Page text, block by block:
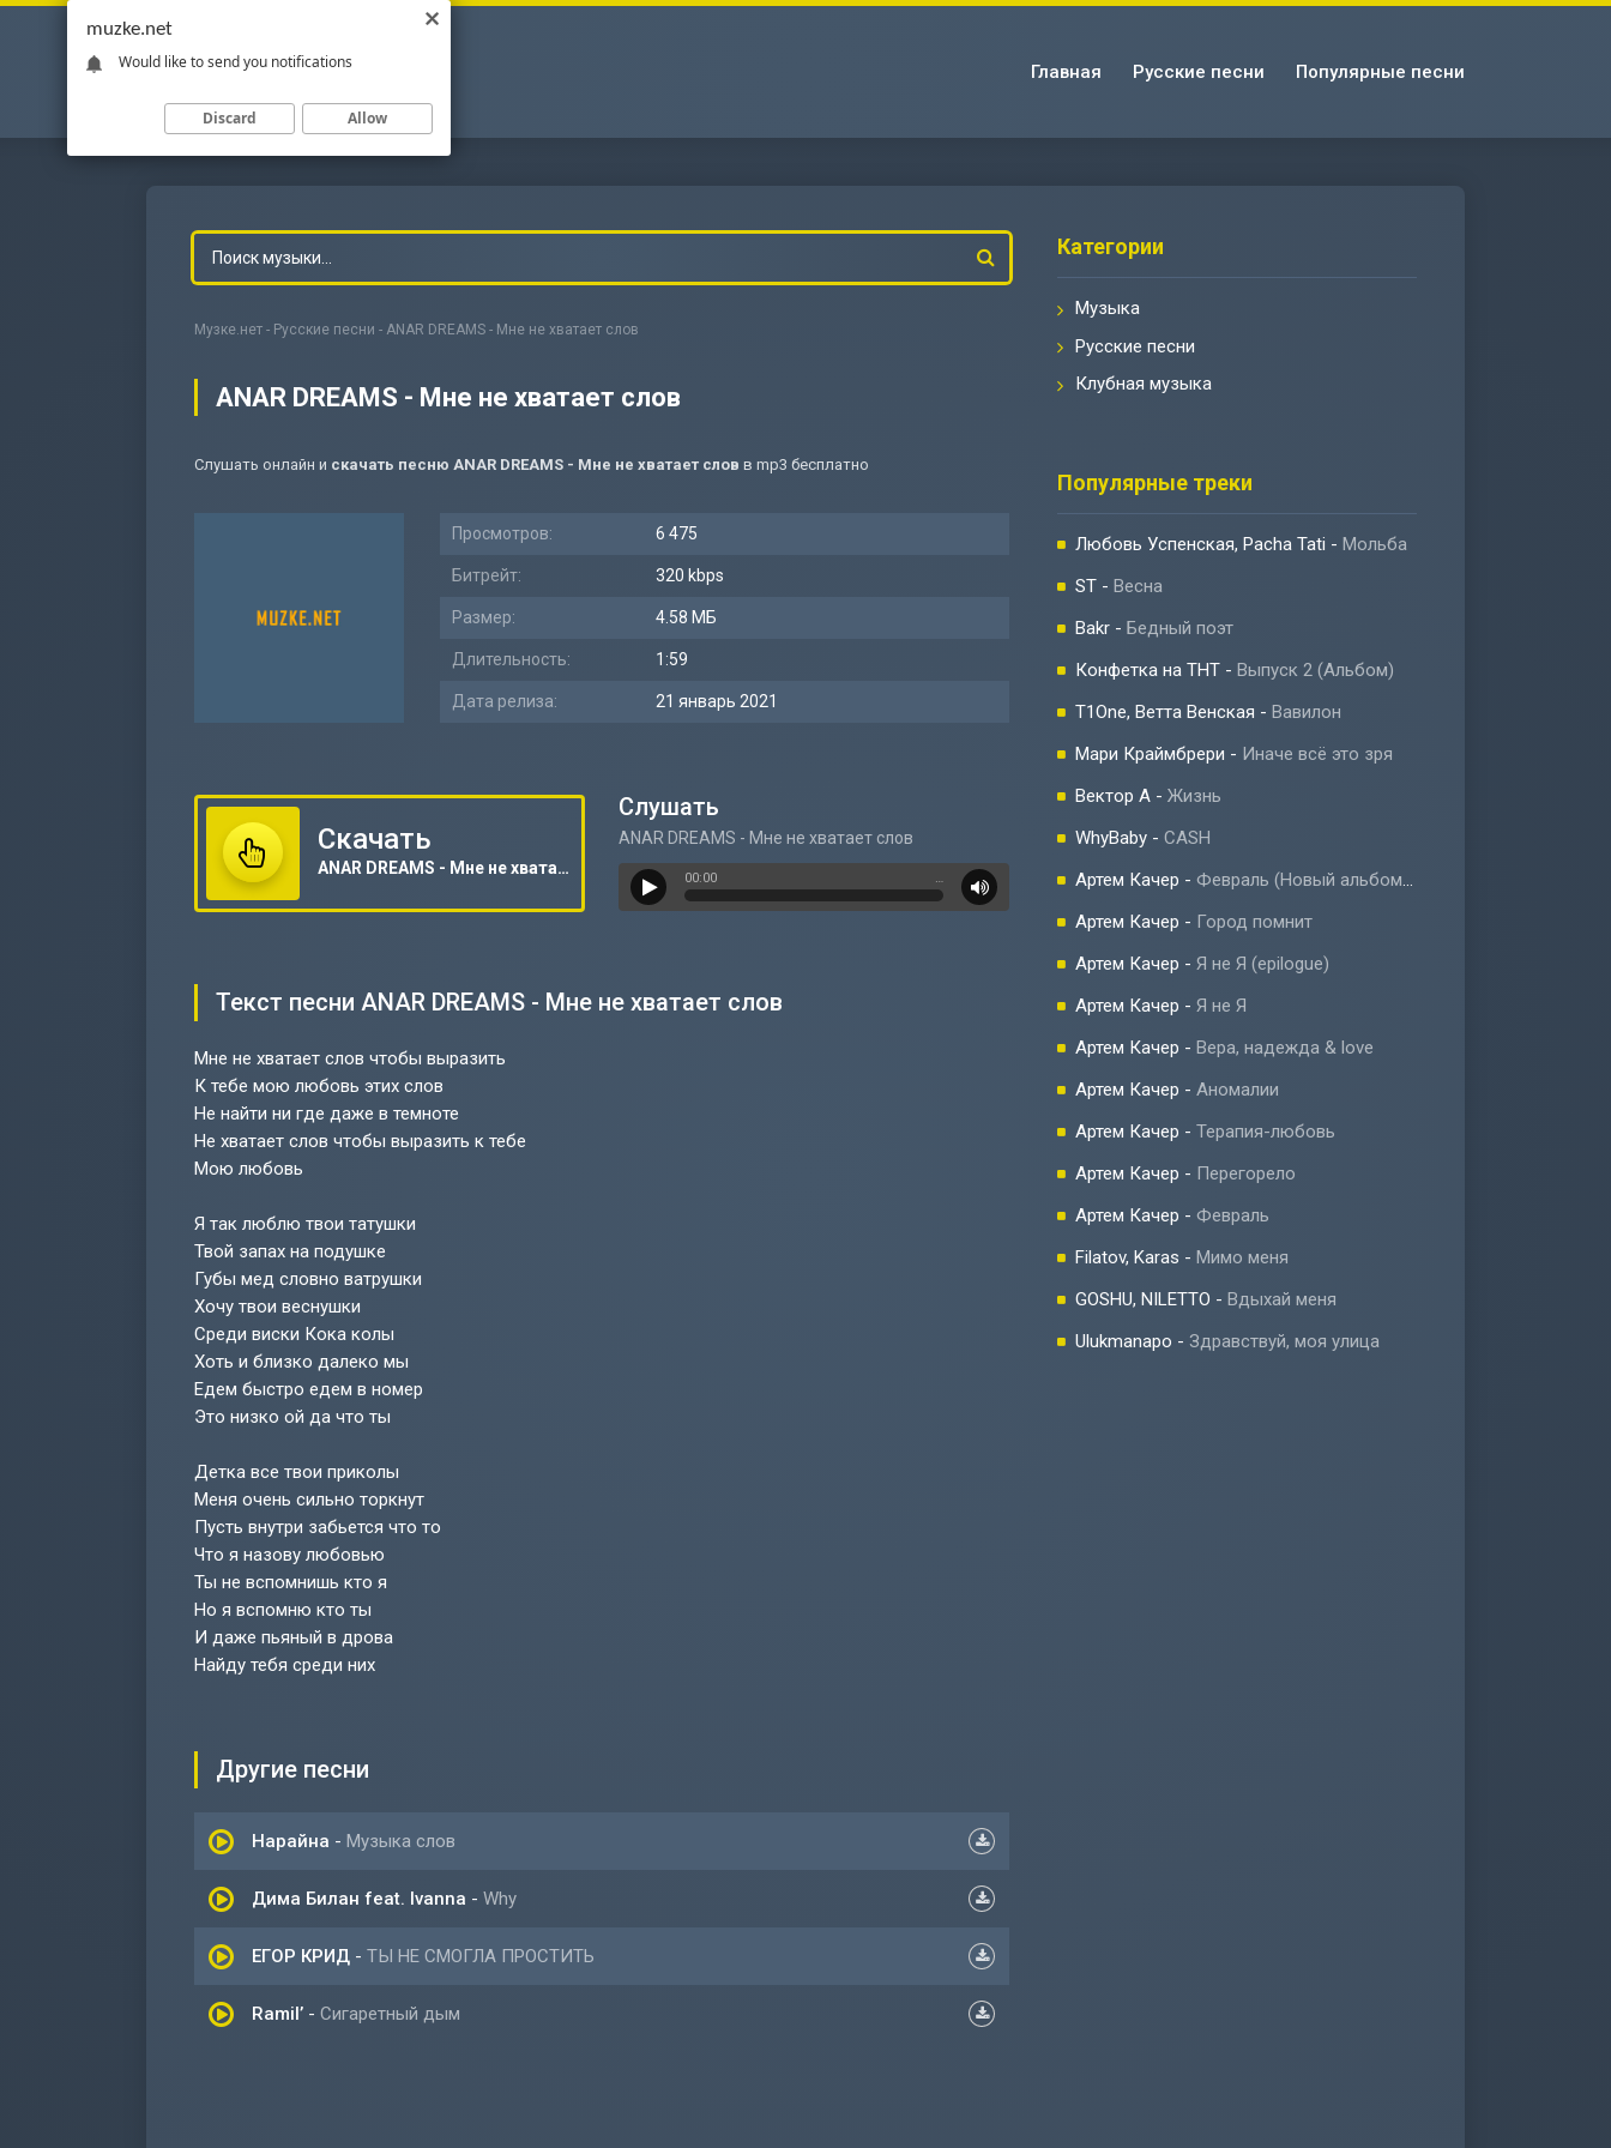
Главная Русские песни Популярные песни
Музке.нет - Русские песни - ANAR DREAMS - Мне не хватает слов
ANAR DREAMS - Мне не хватает слов
Слушать онлайн и скачать песню ANAR DREAMS - Мне не хватает слов в mp3 бесплатно
Просмотров: 6 475
Битрейт: 320 kbps
Размер: 4.58 МБ
Длительность: 1:59
Дата релиза: 21 январь 2021
Скачать
ANAR DREAMS - Мне не хватает слов
Слушать
ANAR DREAMS - Мне не хватает слов
00:00 …
Текст песни ANAR DREAMS - Мне не хватает слов
Мне не хватает слов чтобы выразить
К тебе мою любовь этих слов
Не найти ни где даже в темноте
Не хватает слов чтобы выразить к тебе
Мою любовь
Я так люблю твои татушки
Твой запах на подушке
Губы мед словно ватрушки
Хочу твои веснушки
Среди виски Кока колы
Хоть и близко далеко мы
Едем быстро едем в номер
Это низко ой да что ты
Детка все твои приколы
Меня очень сильно торкнут
Пусть внутри забьется что то
Что я назову любовью
Ты не вспомнишь кто я
Но я вспомню кто ты
И даже пьяный в дрова
Найду тебя среди них
Другие песни
Нарайна - Музыка слов
Дима Билан feat. Ivanna - Why
ЕГОР КРИД - ТЫ НЕ СМОГЛА ПРОСТИТЬ
Ramil’ - Сигаретный дым
Категории
Музыка
Русские песни
Клубная музыка
Популярные треки
Любовь Успенская, Pacha Tati - Мольба
ST - Весна
Bakr - Бедный поэт
Конфетка на ТНТ - Выпуск 2 (Альбом)
T1One, Ветта Венская - Вавилон
Мари Краймбрери - Иначе всё это зря
Вектор А - Жизнь
WhyBaby - CASH
Артем Качер - Февраль (Новый альбом 2023)
Артем Качер - Город помнит
Артем Качер - Я не Я (epilogue)
Артем Качер - Я не Я
Артем Качер - Вера, надежда & love
Артем Качер - Аномалии
Артем Качер - Терапия-любовь
Артем Качер - Перегорело
Артем Качер - Февраль
Filatov, Karas - Мимо меня
GOSHU, NILETTO - Вдыхай меня
Ulukmanapo - Здравствуй, моя улица
muzke.net
Would like to send you notifications
Discard Allow